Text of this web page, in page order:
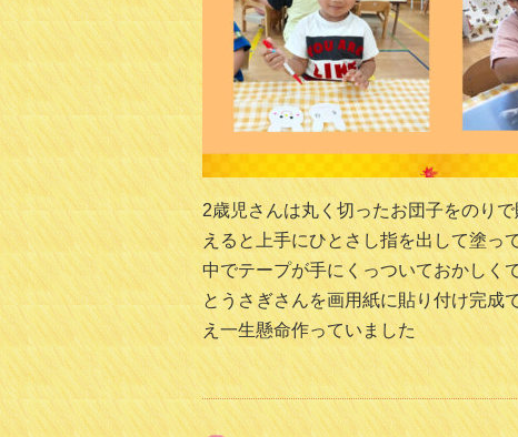
2歳児さんは丸く切ったお団子をのり
えると上手にひとさし指を出して塗っ
中でテープが手にくっついておかしく
とうさぎさんを画用紙に貼り付け完成
え一生懸命作っていました